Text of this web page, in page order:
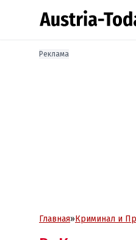
Реклама
Главная»Криминал и